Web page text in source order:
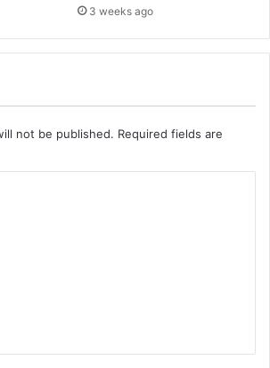
3 weeks ago
not be published. Required fields are